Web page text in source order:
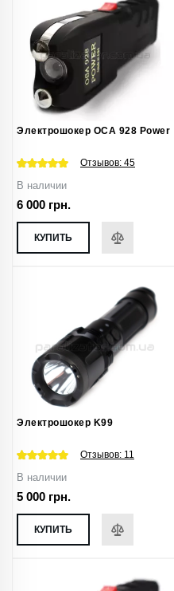
Электрошокер ОСА 928 Power
Отзывов: 45
В наличии
6 000 грн.
КУПИТЬ
Электрошокер K99
Отзывов: 11
В наличии
5 000 грн.
КУПИТЬ